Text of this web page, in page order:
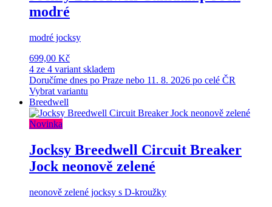
modré
modré jocksy
699,00 Kč
4 ze 4 variant skladem
Doručíme dnes po Praze nebo 11. 8. 2026 po celé ČR
Vybrat variantu
Breedwell
Novinka
Jocksy Breedwell Circuit Breaker
Jock neonově zelené
neonově zelené jocksy s D-kroužky